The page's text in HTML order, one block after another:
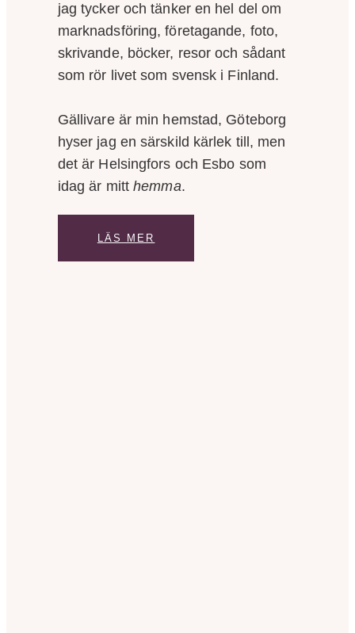
jag tycker och tänker en hel del om
marknadsföring, företagande, foto,
skrivande, böcker, resor och sådant
som rör livet som svensk i Finland.
Gällivare är min hemstad, Göteborg
hyser jag en särskild kärlek till, men
det är Helsingfors och Esbo som
idag är mitthemma.
LÄS MER